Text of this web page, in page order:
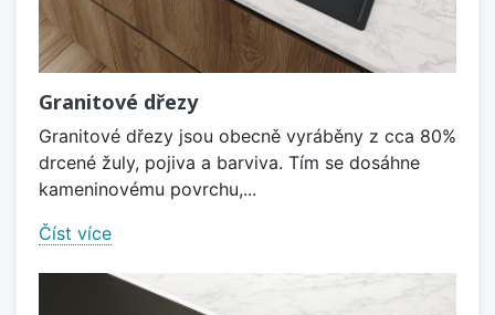
Granitové dřezy
Granitové dřezy jsou obecně vyráběny z cca 80%
drcené žuly, pojiva a barviva. Tím se dosáhne
kameninovému povrchu,...
Číst více